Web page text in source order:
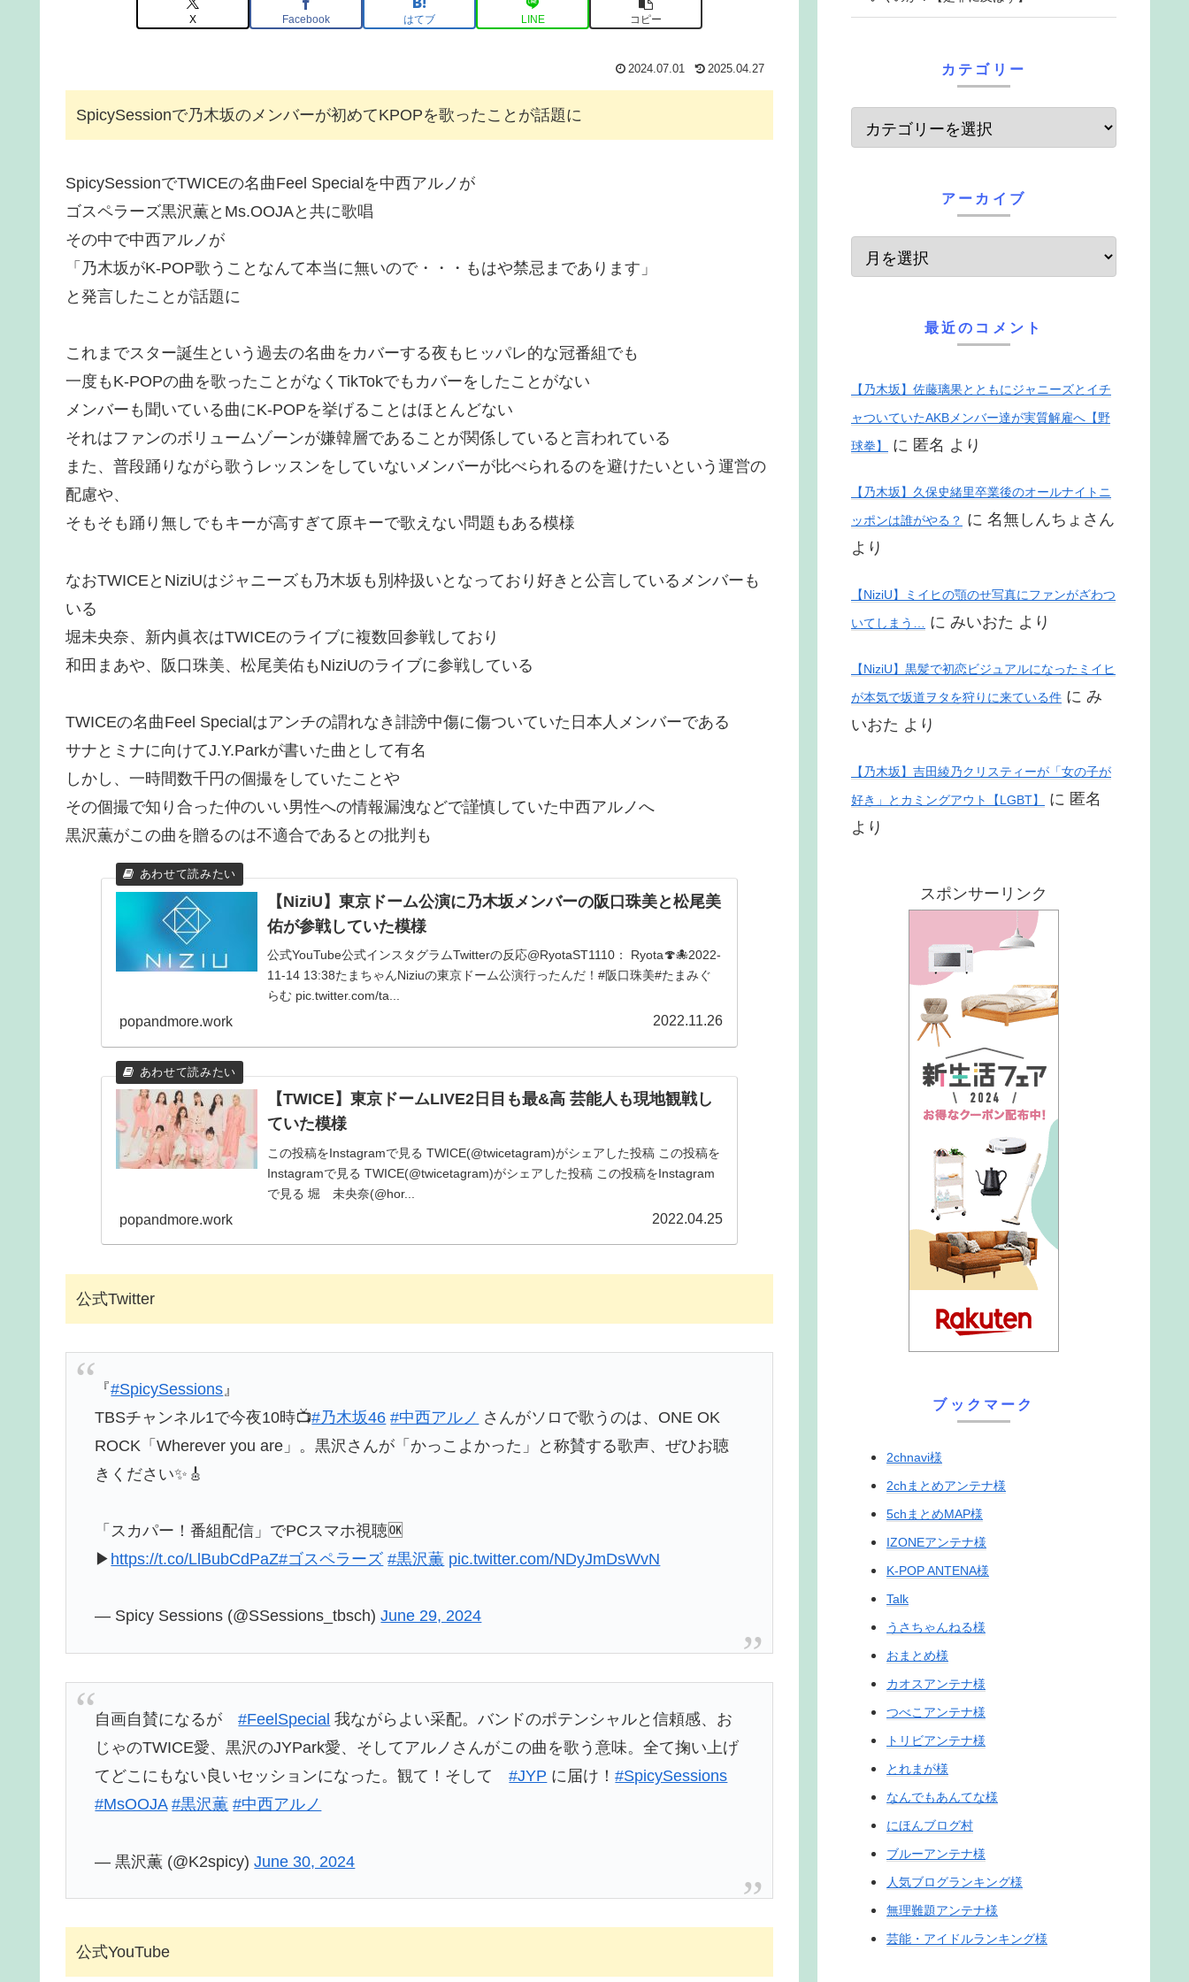
X Facebook はてブ LINE コピー
2024.07.01 2025.04.27
SpicySessionで乃木坂のメンバーが初めてKPOPを歌ったことが話題に
SpicySessionでTWICEの名曲Feel Specialを中西アルノが
ゴスペラーズ黒沢薫とMs.OOJAと共に歌唱
その中で中西アルノが
「乃木坂がK-POP歌うことなんて本当に無いので・・・もはや禁忌まであります」
と発言したことが話題に
これまでスター誕生という過去の名曲をカバーする夜もヒッパレ的な冠番組でも
一度もK-POPの曲を歌ったことがなくTikTokでもカバーをしたことがない
メンバーも聞いている曲にK-POPを挙げることはほとんどない
それはファンのボリュームゾーンが嫌韓層であることが関係していると言われている
また、普段踊りながら歌うレッスンをしていないメンバーが比べられるのを避けたいという運営の
配慮や、
そもそも踊り無しでもキーが高すぎて原キーで歌えない問題もある模様
なおTWICEとNiziUはジャニーズも乃木坂も別枠扱いとなっており好きと公言しているメンバーも
いる
堀未央奈、新内眞衣はTWICEのライブに複数回参戦しており
和田まあや、阪口珠美、松尾美佑もNiziUのライブに参戦している
TWICEの名曲Feel Specialはアンチの謂れなき誹謗中傷に傷ついていた日本人メンバーである
サナとミナに向けてJ.Y.Parkが書いた曲として有名
しかし、一時間数千円の個撮をしていたことや
その個撮で知り合った仲のいい男性への情報漏洩などで謹慎していた中西アルノへ
黒沢薫がこの曲を贈るのは不適合であるとの批判も
【NiziU】東京ドーム公演に乃木坂メンバーの阪口珠美と松尾美
佑が参戦していた模様
公式YouTube公式インスタグラムTwitterの反応@RyotaST1110： Ryota🍄🐙2022-
11-14 13:38たまちゃんNiziuの東京ドーム公演行ったんだ！#阪口珠美#たまみぐ
らむ pic.twitter.com/ta...
popandmore.work 2022.11.26
【TWICE】東京ドームLIVE2日目も最&高 芸能人も現地観戦し
ていた模様
この投稿をInstagramで見る TWICE(@twicetagram)がシェアした投稿 この投稿を
Instagramで見る TWICE(@twicetagram)がシェアした投稿 この投稿をInstagram
で見る 堀 未央奈(@hor...
popandmore.work 2022.04.25
公式Twitter
『#SpicySessions』
TBSチャンネル1で今夜10時📺#乃木坂46 #中西アルノ さんがソロで歌うのは、ONE OK
ROCK「Wherever you are」。黒沢さんが「かっこよかった」と称賛する歌声、ぜひお聴
きください✨🎸
「スカパー！番組配信」でPCスマホ視聴🆗
▶ https://t.co/LlBubCdPaZ#ゴスペラーズ #黒沢薫 pic.twitter.com/NDyJmDsWvN
— Spicy Sessions (@SSessions_tbsch)June 29, 2024
自画自賛になるが#FeelSpecial 我ながらよい采配。バンドのポテンシャルと信頼感、お
じゃのTWICE愛、黒沢のJYPark愛、そしてアルノさんがこの曲を歌う意味。全て掬い上げ
てどこにもない良いセッションになった。観て！そして#JYP に届け！#SpicySessions
#MsOOJA #黒沢薫 #中西アルノ
— 黒沢薫 (@K2spicy)June 30, 2024
公式YouTube
カテゴリー
アーカイブ
最近のコメント
【乃木坂】佐藤璃果とともにジャニーズとイチ
ャついていたAKBメンバー達が実質解雇へ【野
球拳】
に 匿名 より
【乃木坂】久保史緒里卒業後のオールナイトニ
ッポンは誰がやる？ に 名無しんちょさん
より
【NiziU】ミイヒの顎のせ写真にファンがざわつ
いてしまう… に みいおた より
【NiziU】黒髪で初恋ビジュアルになったミイヒ
が本気で坂道ヲタを狩りに来ている件 に み
いおた より
【乃木坂】吉田綾乃クリスティーが「女の子が
好き」とカミングアウト【LGBT】
に 匿名
より
スポンサーリンク
ブックマーク
2chnavi様
2chまとめアンテナ様
5chまとめMAP様
IZONEアンテナ様
K-POP ANTENA様
Talk
うさちゃんねる様
おまとめ様
カオスアンテナ様
つべこアンテナ様
トリビアンテナ様
とれまが様
なんでもあんてな様
にほんブログ村
ブルーアンテナ様
人気ブログランキング様
無理難題アンテナ様
芸能・アイドルランキング様